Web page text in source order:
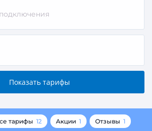
тарифы 12 Акции 1 Отзывы 1